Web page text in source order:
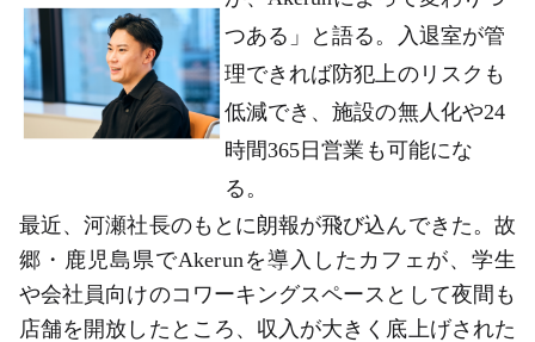
つある」と語る。入退室が管
理できれば防犯上のリスクも
低減でき、施設の無人化や24
時間365日営業も可能にな
る。
最近、河瀬社長のもとに朗報が飛び込んできた。故
郷・鹿児島県でAkerunを導入したカフェが、学生
や会社員向けのコワーキングスペースとして夜間も
店舗を開放したところ、収入が大きく底上げされた